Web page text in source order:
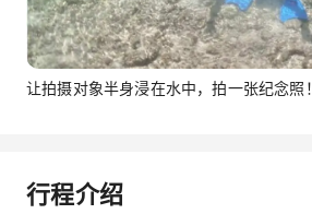
让拍摄对象半身浸在水中，拍一张纪念照！
行程介绍